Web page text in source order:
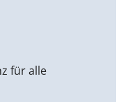
für alle